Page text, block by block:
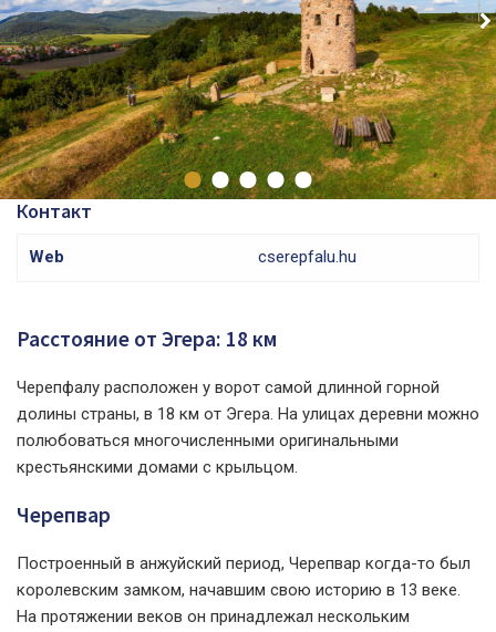
Контакт
Web cserepfalu.hu
Расстояние от Эгера: 18 км
Черепфалу расположен у ворот самой длинной горной
долины страны, в 18 км от Эгера. На улицах деревни можно
полюбоваться многочисленными оригинальными
крестьянскими домами с крыльцом.
Черепвар
Построенный в анжуйский период, Черепвар когда-то был
королевским замком, начавшим свою историю в 13 веке.
На протяжении веков он принадлежал нескольким